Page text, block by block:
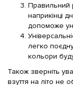
Правильний
наприкінці
допоможе
легко
кольори
Також зверніть
взуття на літо не